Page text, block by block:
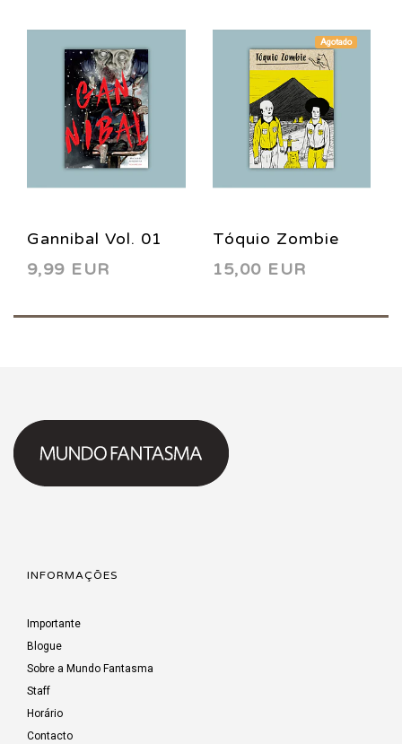
Gannibal Vol. 01
9,99 EUR
Agotado
Tóquio Zombie
15,00 EUR
INFORMAÇÕES
Importante
Blogue
Sobre a Mundo Fantasma
Staff
Horário
Contacto